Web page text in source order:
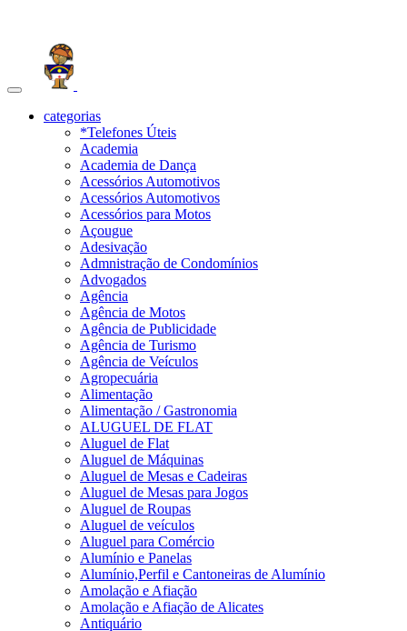
Toggle
navigationcategorias
*Telefones Úteis
Academia
Academia de Dança
Acessórios Automotivos
Acessórios Automotivos
Acessórios para Motos
Açougue
Adesivação
Admnistração de Condomínios
Advogados
Agência
Agência de Motos
Agência de Publicidade
Agência de Turismo
Agência de Veículos
Agropecuária
Alimentação
Alimentação / Gastronomia
ALUGUEL DE FLAT
Aluguel de Flat
Aluguel de Máquinas
Aluguel de Mesas e Cadeiras
Aluguel de Mesas para Jogos
Aluguel de Roupas
Aluguel de veículos
Aluguel para Comércio
Alumínio e Panelas
Alumínio,Perfil e Cantoneiras de Alumínio
Amolação e Afiação
Amolação e Afiação de Alicates
Antiquário